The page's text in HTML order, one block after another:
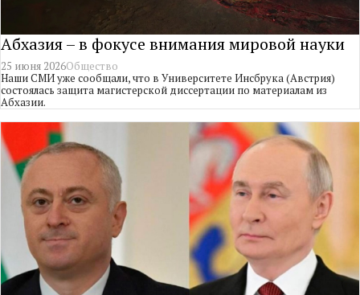
Абхазия – в фокусе внимания мировой науки
25 июня 2026Общество
Наши СМИ уже сообщали, что в Университете Инсбрука (Австрия)
состоялась защита магистерской диссертации по материалам из
Абхазии.